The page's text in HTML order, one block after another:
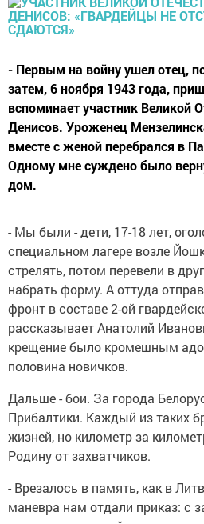
- Первым на войну ушел отец,
затем, 6 ноября 1943 года,
вспоминает участник Великой
Денисов. Уроженец
вместе с женой перебрался в
Одному мне суждено было
дом.
- Мы были - дети, 17-18 лет,
специальном лагере возле
стрелять, потом перевели в
набрать форму. А оттуда
фронт в составе 2-ой
рассказывает Анатолий
крещение было кромешным
половина новичков.
Дальше - бои. За города
Прибалтики. Каждый из таких
жизней, но километр за
Родину от захватчиков.
- Врезалось в память, как в
маневра нам отдали приказ: с